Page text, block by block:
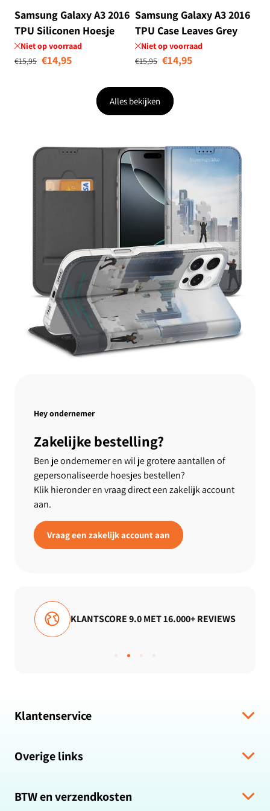
Samsung Galaxy A3 2016
TPU Siliconen Hoesje
Tiles Color
Niet op voorraad
Normale prijs
€15,95 Aanbiedingsprijs
€14,95
Samsung Galaxy A3 2016
TPU Case Leaves Grey
Niet op voorraad
Normale prijs
€15,95 €14,95
Alles bekijken
Hey ondernemer
Zakelijke bestelling?
Ben je ondernemer en wil je grotere aantallen of
gepersonaliseerde hoesjes bestellen?
Klik hieronder en vraag direct een zakelijk account
aan.
Vraag een zakelijk account aan
GRATIS VERZENDING
Klantenservice
Algemene voorwaarden
Retour & Terugbetaling
Overige links
Zakelijk bestellen
BTW en verzendkosten